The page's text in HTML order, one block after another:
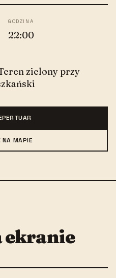
GODZINA
22:00
zielony przy
NA MAPIE
ekranie